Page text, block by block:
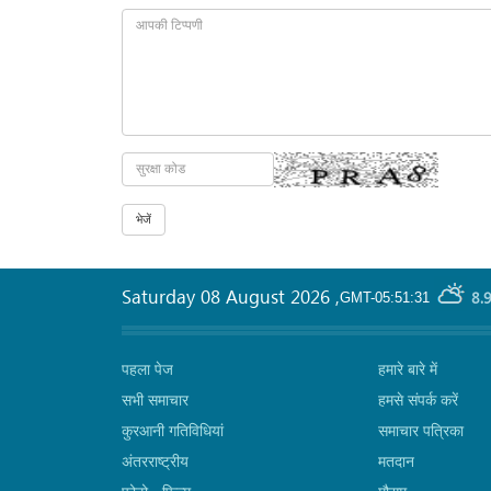
GMT-05:51:31
Saturday 08 August 2026 ,
पहला पेज
सभी समाचार
कुरआनी गतिविधियां
अंतरराष्ट्रीय
हमारे बारे में
हमसे संपर्क करें
समाचार पत्रिका
मतदान